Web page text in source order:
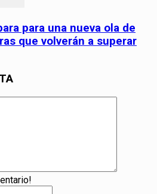
para una nueva ola de
que volverán a superar